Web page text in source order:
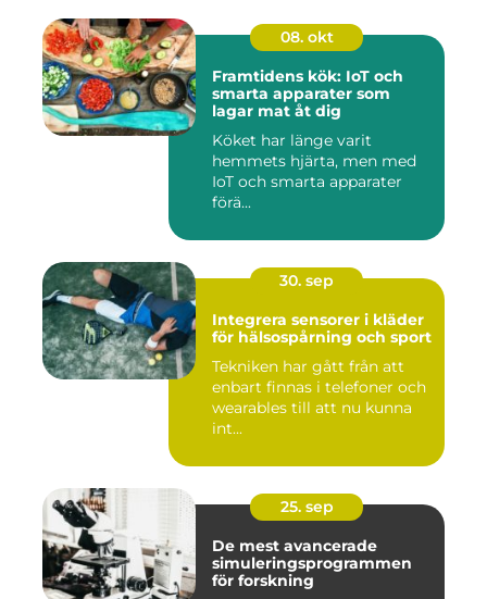
08. okt
Framtidens kök: IoT och
smarta apparater som
lagar mat åt dig
Köket har länge varit
hemmets hjärta, men med
IoT och smarta apparater
förä...
30. sep
Integrera sensorer i kläder
för hälsospårning och sport
Tekniken har gått från att
enbart finnas i telefoner och
wearables till att nu kunna
int...
25. sep
De mest avancerade
simuleringsprogrammen
för forskning